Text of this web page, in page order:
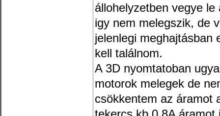
állohelyzetben vegye
igy nem melegszik, de
jelenlegi meghajtásban
kell találnom.
A 3D nyomtatoban
motorok melegek de
csökkentem az áramot